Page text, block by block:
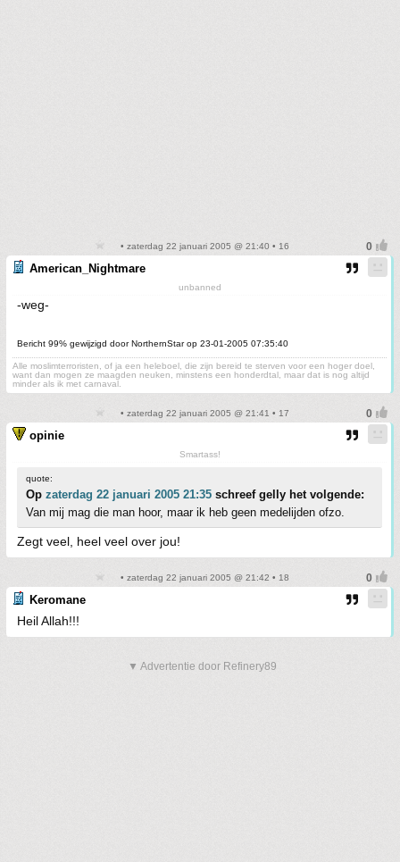
• zaterdag 22 januari 2005 @ 21:40 • 16
American_Nightmare
unbanned
-weg-
Bericht 99% gewijzigd door NorthernStar op 23-01-2005 07:35:40
Alle moslimterroristen, of ja een heleboel, die zijn bereid te sterven voor een hoger doel,
want dan mogen ze maagden neuken, minstens een honderdtal, maar dat is nog altijd
minder als ik met carnaval.
• zaterdag 22 januari 2005 @ 21:41 • 17
opinie
Smartass!
quote:
Op zaterdag 22 januari 2005 21:35 schreef gelly het volgende:
Van mij mag die man hoor, maar ik heb geen medelijden ofzo.
Zegt veel, heel veel over jou!
• zaterdag 22 januari 2005 @ 21:42 • 18
Keromane
Heil Allah!!!
▼ Advertentie door Refinery89